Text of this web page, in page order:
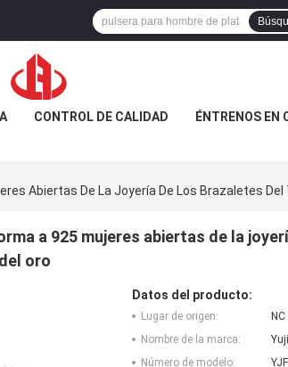
CONTROL DE CALIDAD ÉNTRENOS EN
Abiertas De La Joyería De Los Brazaletes
a 925 mujeres abiertas de la
oro
Datos del producto:
Lugar de origen:
NC
Nombre de la marca:
Número de modelo: